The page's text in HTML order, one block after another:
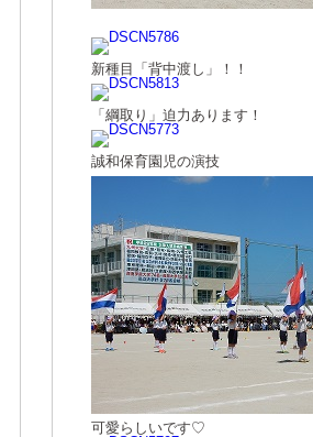
新種目「背中渡し」！！
「綱取り」迫力あります！
誠和保育園児の演技
可愛らしいです♡